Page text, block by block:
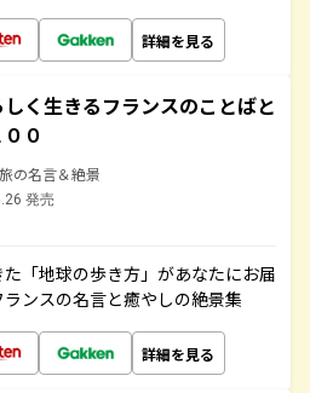
詳細を見る
しく生きるフランスのことばと
０
の名言＆絶景
発売
「地球の歩き方」があなたにお届
ンスの名言と癒やしの絶景集
詳細を見る